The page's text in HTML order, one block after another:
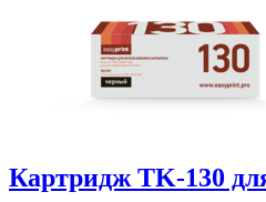
Картридж TK-130